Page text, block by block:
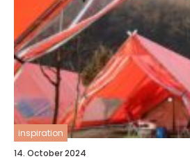
inspiration
14. October 2024